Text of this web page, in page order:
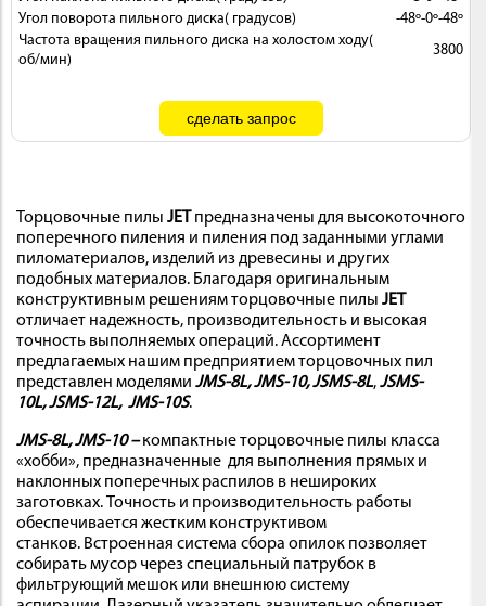
Угол поворота пильного диска( градусов)
-48º-0º-48º
Частота вращения пильного диска на холостом ходу(
об/мин)
3800
Торцовочные пилы JETпредназначены для высокоточного
поперечного пиления и пиления под заданными углами
пиломатериалов, изделий из древесины и других
подобных материалов. Благодаря оригинальным
конструктивным решениям торцовочные пилы JET
отличает надежность, производительность и высокая
точность выполняемых операций. Ассортимент
предлагаемых нашим предприятием торцовочных пил
представлен моделями JMS-8L,JMS-10,JSMS-8L,JSMS-
10L,JSMS-12L, JMS-10S.
JMS-8L,JMS-10 –компактные торцовочные пилы класса
«хобби», предназначенные для выполнения прямых и
наклонных поперечных распилов в нешироких
заготовках. Точность и производительность работы
обеспечивается жестким конструктивом
станков. Встроенная система сбора опилок позволяет
собирать мусор через специальный патрубок в
фильтрующий мешок или внешнюю систему